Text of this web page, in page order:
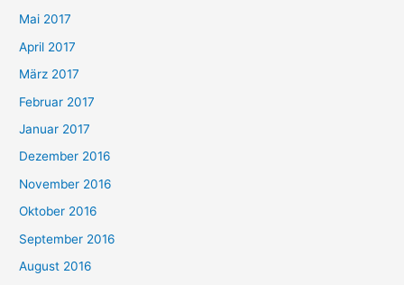
Mai 2017
April 2017
März 2017
Februar 2017
Januar 2017
Dezember 2016
November 2016
Oktober 2016
September 2016
August 2016